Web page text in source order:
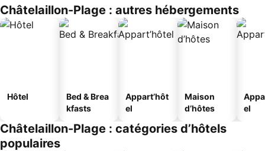
Châtelaillon-Plage : autres hébergements
Hôtel
Bed & Brea
kfasts
Appart’hôt
el
Maison
d’hôtes
el
Châtelaillon-Plage : catégories d’hôtels
populaires